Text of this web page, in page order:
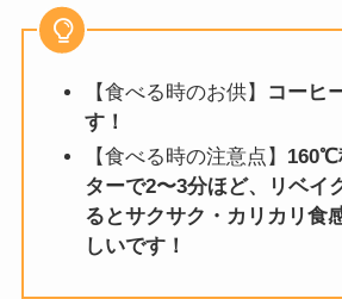
【食べる時のお供】
コーヒ
す！
【食べる時の注意点】 160℃
ターで2〜3分ほど、リベイ
るとサクサク・カリカリ食
しいです！